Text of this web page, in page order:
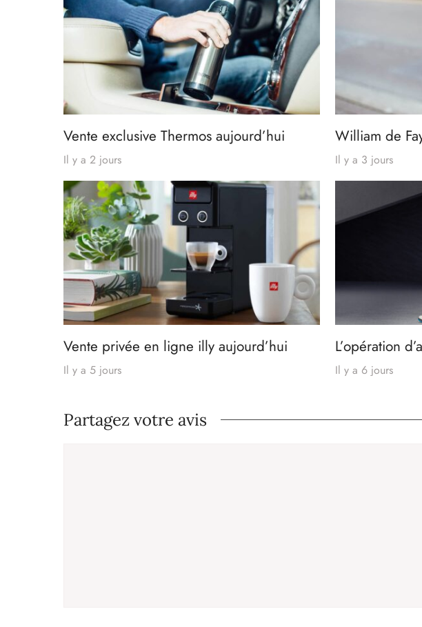
Vente exclusive Thermos aujourd’hui
Il y a 2 jours
William de
Il y a 3 jours
Vente privée en ligne illy aujourd’hui
Il y a 5 jours
L’opération
Il y a 6 jours
Partagez votre avis